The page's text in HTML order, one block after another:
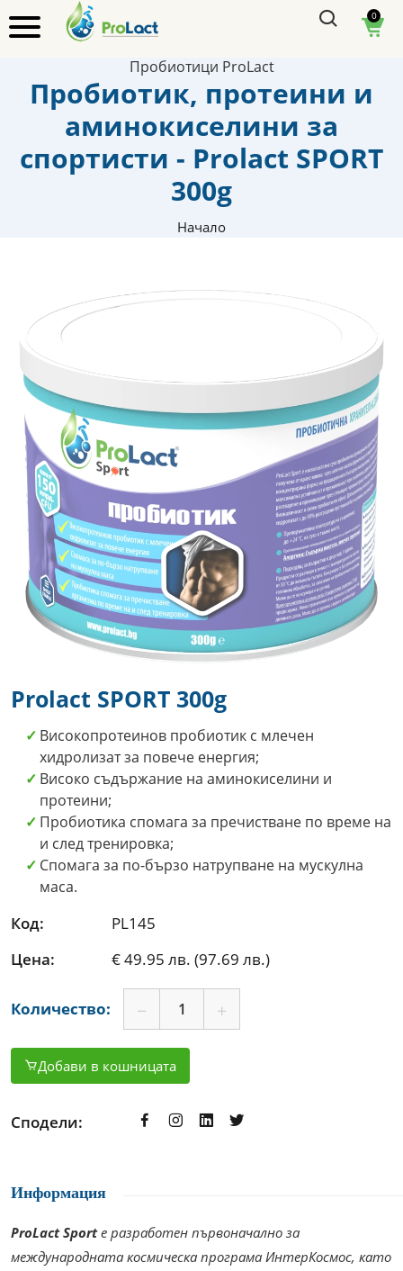
0
Пробиотици ProLact
Пробиотик, протеини и
аминокиселини за
спортисти - Prolact SPORT
300g
Начало
Prolact SPORT 300g
Високопротеинов пробиотик с млечен
хидролизат за повече енергия;
Високо съдържание на аминокиселини и
протеини;
Пробиотика спомага за пречистване по време на
и след тренировка;
Спомага за по-бързо натрупване на мускулна
маса.
Код:
PL145
Цена:
€ 49.95 лв. (97.69 лв.)
Количество:
Добави в кошницата
Сподели:
Информация
ProLact Sportе разработен първоначално за
международната космическа програма ИнтерКосмос, като